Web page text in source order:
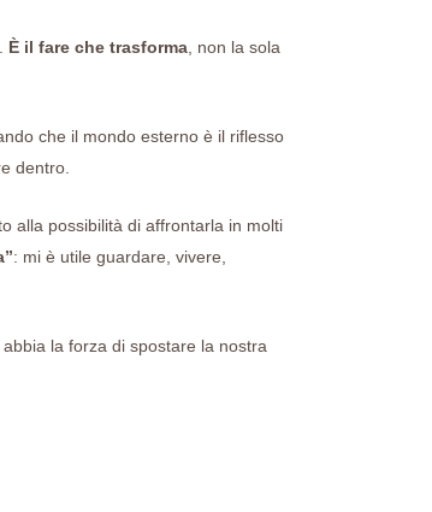
È il fare che trasforma, non la sola
che il mondo esterno è il riflesso
dentro.
alla possibilità di affrontarla in molti
: mi è utile guardare, vivere,
la forza di spostare la nostra